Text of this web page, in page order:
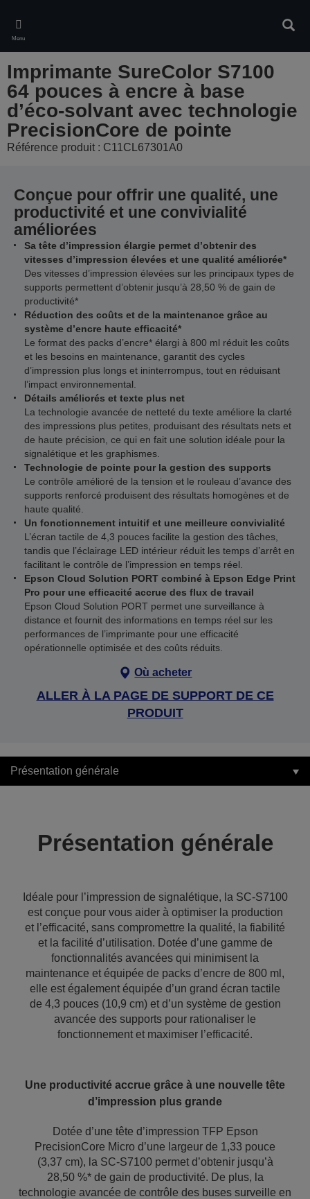
main
content
Menu
Imprimante SureColor S7100
64 pouces à encre à base
d’éco-solvant avec technologie
PrecisionCore de pointe
Référence produit : C11CL67301A0
Conçue pour offrir une qualité, une
productivité et une convivialité
améliorées
Sa tête d’impression élargie permet d’obtenir des
vitesses d’impression élevées et une qualité améliorée*
Des vitesses d’impression élevées sur les principaux types de
supports permettent d’obtenir jusqu’à 28,50 % de gain de
productivité*
Réduction des coûts et de la maintenance grâce au
système d’encre haute efficacité*
Le format des packs d’encre* élargi à 800 ml réduit les coûts
et les besoins en maintenance, garantit des cycles
d’impression plus longs et ininterrompus, tout en réduisant
l’impact environnemental.
Détails améliorés et texte plus net
La technologie avancée de netteté du texte améliore la clarté
des impressions plus petites, produisant des résultats nets et
de haute précision, ce qui en fait une solution idéale pour la
signalétique et les graphismes.
Technologie de pointe pour la gestion des supports
Le contrôle amélioré de la tension et le rouleau d’avance des
supports renforcé produisent des résultats homogènes et de
haute qualité.
Un fonctionnement intuitif et une meilleure convivialité
L’écran tactile de 4,3 pouces facilite la gestion des tâches,
tandis que l’éclairage LED intérieur réduit les temps d’arrêt en
facilitant le contrôle de l’impression en temps réel.
Epson Cloud Solution PORT combiné à Epson Edge Print
Pro pour une efficacité accrue des flux de travail
Epson Cloud Solution PORT permet une surveillance à
distance et fournit des informations en temps réel sur les
performances de l’imprimante pour une efficacité
opérationnelle optimisée et des coûts réduits.
Où acheter
ALLER À LA PAGE DE SUPPORT DE CE
PRODUIT
Présentation générale
Présentation générale
Idéale pour l’impression de signalétique, la SC-S7100
est conçue pour vous aider à optimiser la production
et l’efficacité, sans compromettre la qualité, la fiabilité
et la facilité d’utilisation. Dotée d’une gamme de
fonctionnalités avancées qui minimisent la
maintenance et équipée de packs d’encre de 800 ml,
elle est également équipée d’un grand écran tactile
de 4,3 pouces (10,9 cm) et d’un système de gestion
avancée des supports pour rationaliser le
fonctionnement et maximiser l’efficacité.
Une productivité accrue grâce à une nouvelle tête
d’impression plus grande
Dotée d’une tête d’impression TFP Epson
PrecisionCore Micro d’une largeur de 1,33 pouce
(3,37 cm), la SC-S7100 permet d’obtenir jusqu’à
28,50 %* de gain de productivité. De plus, la
technologie avancée de contrôle des buses surveille en